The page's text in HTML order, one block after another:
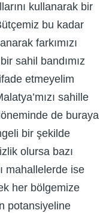
kullanarak bir
bu kadar
farkımızı
sahil bandımız
etmeyelim
sahille
de buraya
bir şekilde
olursa bazı
mahallelerde ise
her bölgemize
potansiyeline